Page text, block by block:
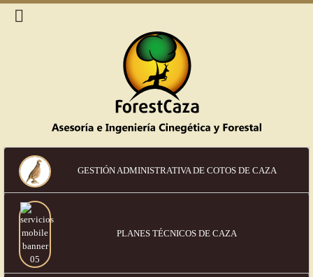
GESTIÓN ADMINISTRATIVA DE COTOS DE CAZA
PLANES TÉCNICOS DE CAZA